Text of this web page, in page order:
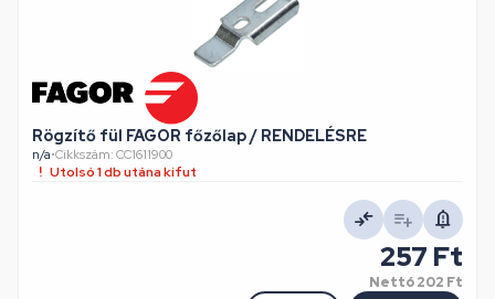
Rögzítő fül FAGOR főzőlap / RENDELÉSRE
n/a•Cikkszám: CC1611900
Utolsó 1 db utána kifut
257 Ft
Nettó202 Ft